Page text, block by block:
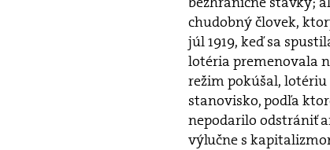
chudobný človek,
júl 1919, keď sa
lotéria premenovala
režim pokúšal,
stanovisko, podľa
nepodarilo odstrániť
výlučne s